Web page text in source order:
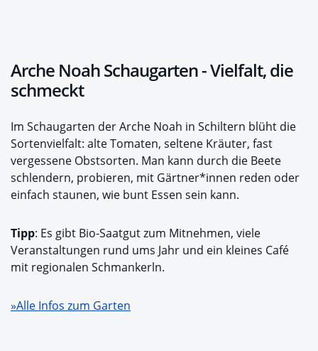
Arche Noah Schaugarten - Vielfalt, die
schmeckt
Im Schaugarten der Arche Noah in Schiltern blüht die
Sortenvielfalt: alte Tomaten, seltene Kräuter, fast
vergessene Obstsorten. Man kann durch die Beete
schlendern, probieren, mit Gärtner*innen reden oder
einfach staunen, wie bunt Essen sein kann.
Tipp: Es gibt Bio-Saatgut zum Mitnehmen, viele
Veranstaltungen rund ums Jahr und ein kleines Café
mit regionalen Schmankerln.
»Alle Infos zum Garten